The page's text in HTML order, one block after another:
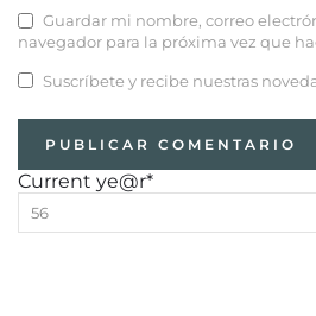
Guardar mi nombre, correo
navegador para la próxima vez que
Suscríbete y recibe nuestras
Current ye@r*